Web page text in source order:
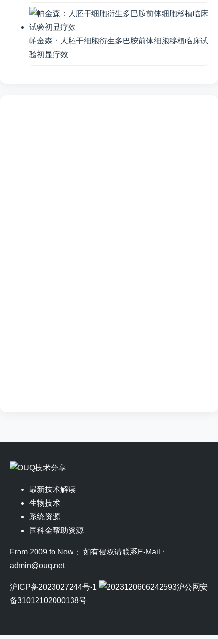
帕金森：人胚干细胞衍生多巴胺前体细胞移植临床试
验初显疗效
最新技术解读
生物技术
系统资源
国科金帮助资源
From 2009 to Now； 如有侵权请联系E-Mail：
admin@ouq.net
沪ICP备2023027244号-1
沪公网安
备31012102000138号